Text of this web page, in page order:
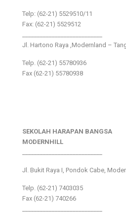
Telp: (62-21) 5529510/11
Fax: (62-21) 5529512
Jl. Hartono Raya ,Modernland –
Telp. (62-21) 55780936
Fax (62-21) 55780938
SEKOLAH HARAPAN BANGSA
MODERNHILL
Jl. Bukit Raya I, Pondok Cabe,
Telp. (62-21) 7403035
Fax (62-21) 740266